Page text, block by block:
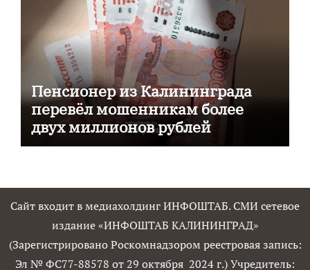
Пенсионер из Калининграда
перевёл мошенникам более
двух миллионов рублей
Сайт входит в медиахолдинг ИНФОШТАБ. СМИ сетевое
издание «ИНФОШТАБ КАЛИНИНГРАД»
(Зарегистрировано Роскомнадзором реестровая запись:
Эл № ФС77-88578 от 29 октября 2024 г.) Учредитель: